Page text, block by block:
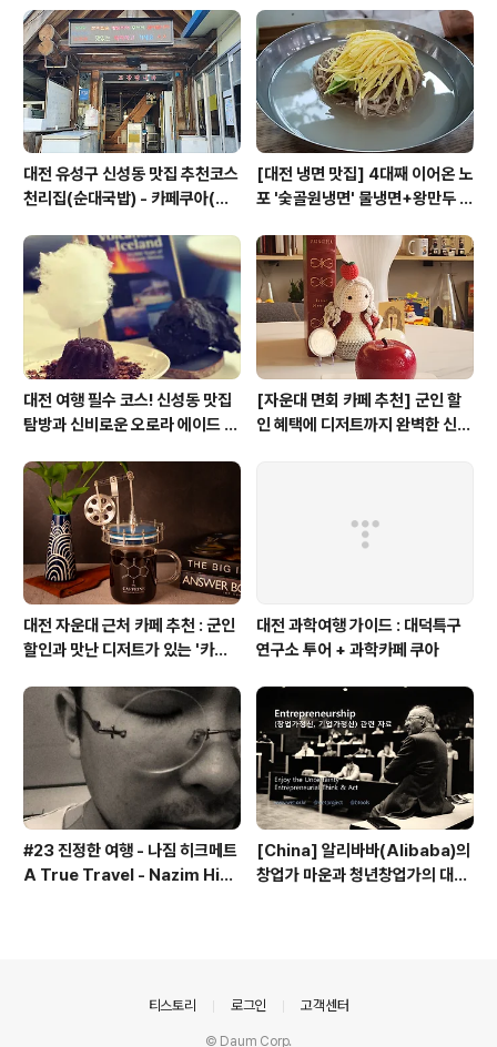
륭한 경제성장의 기초가 되었던 한국의 기업가정신을 널리
전파하고자 합니다. 주제: Entrepreneurship ..
대전 유성구 신성동 맛집 추천코스
천리집(순대국밥) - 카페쿠아(커
[대전 냉면 맛집] 4대째 이어온 노
포 '숯골원냉면' 물냉면+왕만두 조
대전 여행 필수 코스! 신성동 맛집
탐방과 신비로운 오로라 에이드 체
[자운대 면회 카페 추천] 군인 할
인 혜택에 디저트까지 완벽한 신성
대전 자운대 근처 카페 추천 : 군인
할인과 맛난 디저트가 있는 '카페
대전 과학여행 가이드 : 대덕특구
연구소 투어 + 과학카페 쿠아
#23 진정한 여행 - 나짐 히크메트
A True Travel - Nazim Hik
[China] 알리바바(Alibaba)의
창업가 마운과 청년창업가의 대담
티스토리 로그인 고객센터
© Daum Corp.